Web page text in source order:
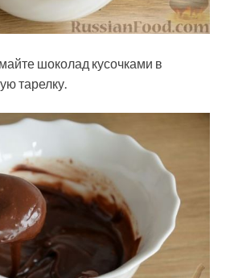
шоколад кусочками в
тарелку.